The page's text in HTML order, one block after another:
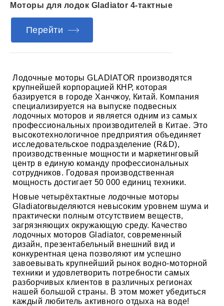
Моторы для лодок Gladiator 4-тактные
Перейти
Лодочные моторы GLADIATOR производятся
крупнейшей корпорацией КНР, которая
базируется в городе Ханчжоу, Китай. Компания
специализируется на выпуске подвесных
лодочных моторов и является одним из самых
профессиональных производителей в Китае. Это
высокотехнологичное предприятия объединяет
исследовательское подразделение (R&D),
производственные мощности и маркетинговый
центр в единую команду профессиональных
сотрудников. Годовая производственная
мощность достигает 50 000 единиц техники.
Новые че­тырёхтактные лодочные моторы
Gladiatorвыделяются невысо­ким уровнем шума и
практически полным отсутствием ве­ществ,
загрязняющих окружающую среду. Качество
лодочных моторов Gladiator, современный
дизайн, презентабельный внешний вид и
конкурентная цена позволяют им успешно
завоевывать крупнейший рынок водно-моторной
техники и удовлетворить потребности самых
разборчивых клиентов в различных регионах
нашей большой страны. В этом может убедиться
каждый любитель активного отдыха на воде!